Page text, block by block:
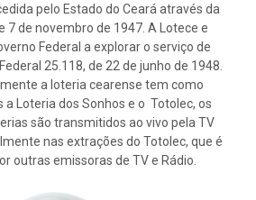
pelo Estado do Ceará através da
7 de novembro de 1947. A Lotece e
Federal a explorar o serviço de
25.118, de 22 de junho de 1948.
a loteria cearense tem como
a Loteria dos Sonhos e o Totolec, os
são transmitidos ao vivo pela TV
nas extrações do Totolec, que é
outras emissoras de TV e Rádio.